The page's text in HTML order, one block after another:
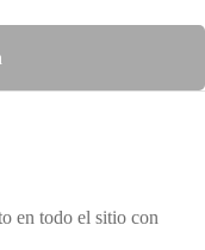
en todo el sitio con